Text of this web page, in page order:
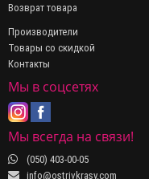
Возврат товара
Производители
Товары со скидкой
Контакты
Мы в соцсетях
Мы всегда на связи!
(050) 403-00-05
info@ostrivkrasy.com